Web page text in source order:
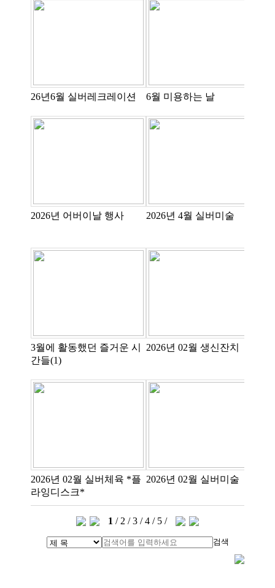
26년6월 실버레크레이션 6월 미용하는 날
2026년 어버이날 행사 2026년 4월 실버미술
3월에 활동했던 즐거운 시
간들(1)
2026년 02월 생신잔치
2026년 02월 실버체육 *플
라잉디스크*
2026년 02월 실버미술
1 / 2 /3 /4 / 5 /
검색